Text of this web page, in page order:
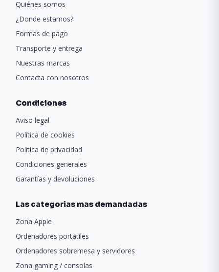
Quiénes somos
¿Donde estamos?
Formas de pago
Transporte y entrega
Nuestras marcas
Contacta con nosotros
Condiciones
Aviso legal
Política de cookies
Política de privacidad
Condiciones generales
Garantías y devoluciones
Las categorias mas demandadas
Zona Apple
Ordenadores portatiles
Ordenadores sobremesa y servidores
Zona gaming / consolas